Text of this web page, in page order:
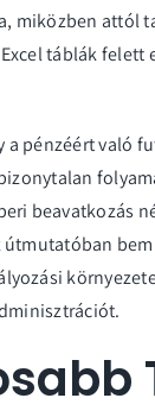
miközben attól
táblák
a pénzéért való
beavatkozás